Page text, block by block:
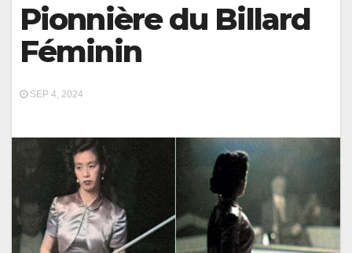
Pionnière du Billard
Féminin
SEP 4, 2024